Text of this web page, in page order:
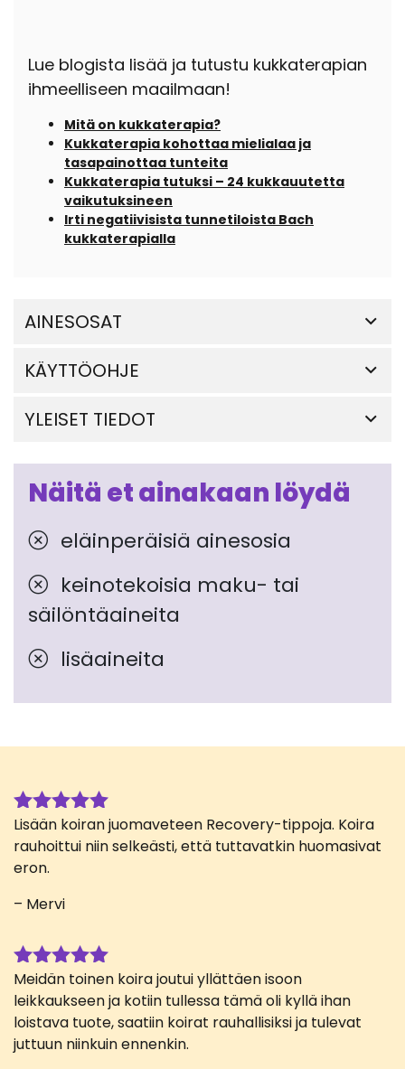
Lue blogista lisää ja tutustu kukkaterapian
ihmeelliseen maailmaan!
Mitä on kukkaterapia?
Kukkaterapia kohottaa mielialaa ja
tasapainottaa tunteita
Kukkaterapia tutuksi – 24 kukkauutetta
vaikutuksineen
Irti negatiivisista tunnetiloista Bach
kukkaterapialla
AINESOSAT
KÄYTTÖOHJE
YLEISET TIEDOT
Näitä et ainakaan löydä
eläinperäisiä ainesosia
keinotekoisia maku- tai
säilöntäaineita
lisäaineita
Arvostelu
tuotteesta:
5/ 5
Lisään koiran juomaveteen Recovery-tippoja. Koira
rauhoittui niin selkeästi, että tuttavatkin huomasivat
eron.
– Mervi
Arvostelu
tuotteesta:
5/ 5
Meidän toinen koira joutui yllättäen isoon
leikkaukseen ja kotiin tullessa tämä oli kyllä ihan
loistava tuote, saatiin koirat rauhallisiksi ja tulevat
juttuun niinkuin ennenkin.